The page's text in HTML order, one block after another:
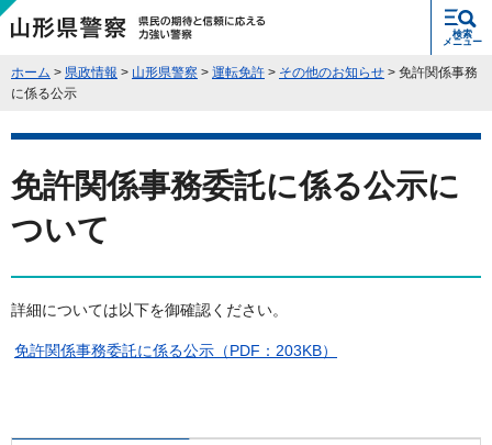
県民の期待と信頼に応える力強い警
察 山形県警察
検索
メニュー
ホーム > 県政情報 > 山形県警察 > 運転免許 > その他のお知らせ > 免許関係事務
に係る公示
免許関係事務委託に係る公示に
ついて
詳細については以下を御確認ください。
免許関係事務委託に係る公示（PDF：203KB）